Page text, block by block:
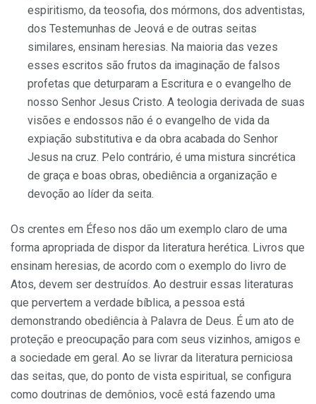
espiritismo, da teosofia, dos mórmons, dos adventistas,
dos Testemunhas de Jeová e de outras seitas
similares, ensinam heresias. Na maioria das vezes
esses escritos são frutos da imaginação de falsos
profetas que deturparam a Escritura e o evangelho de
nosso Senhor Jesus Cristo. A teologia derivada de suas
visões e endossos não é o evangelho de vida da
expiação substitutiva e da obra acabada do Senhor
Jesus na cruz. Pelo contrário, é uma mistura sincrética
de graça e boas obras, obediência a organização e
devoção ao líder da seita.
Os crentes em Éfeso nos dão um exemplo claro de uma
forma apropriada de dispor da literatura herética. Livros que
ensinam heresias, de acordo com o exemplo do livro de
Atos, devem ser destruídos. Ao destruir essas literaturas
que pervertem a verdade bíblica, a pessoa está
demonstrando obediência à Palavra de Deus. É um ato de
proteção e preocupação para com seus vizinhos, amigos e
a sociedade em geral. Ao se livrar da literatura perniciosa
das seitas, que, do ponto de vista espiritual, se configura
como doutrinas de demônios, você está fazendo uma